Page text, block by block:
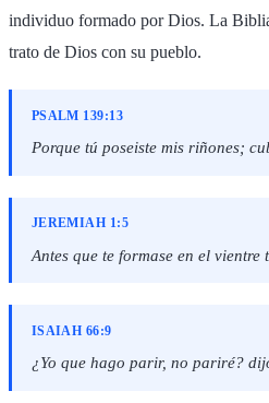
individuo formado por Dios. La
trato de Dios con su pueblo.
PSALM 139:13
Porque tú poseiste mis riñones;
JEREMIAH 1:5
Antes que te formase en el
ISAIAH 66:9
¿Yo que hago parir, no pariré?